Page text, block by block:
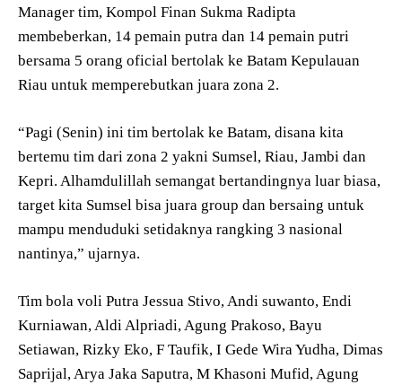
Manager tim, Kompol Finan Sukma Radipta
membeberkan, 14 pemain putra dan 14 pemain putri
bersama 5 orang oficial bertolak ke Batam Kepulauan
Riau untuk memperebutkan juara zona 2.
“Pagi (Senin) ini tim bertolak ke Batam, disana kita
bertemu tim dari zona 2 yakni Sumsel, Riau, Jambi dan
Kepri. Alhamdulillah semangat bertandingnya luar biasa,
target kita Sumsel bisa juara group dan bersaing untuk
mampu menduduki setidaknya rangking 3 nasional
nantinya,” ujarnya.
Tim bola voli Putra Jessua Stivo, Andi suwanto, Endi
Kurniawan, Aldi Alpriadi, Agung Prakoso, Bayu
Setiawan, Rizky Eko, F Taufik, I Gede Wira Yudha, Dimas
Saprijal, Arya Jaka Saputra, M Khasoni Mufid, Agung